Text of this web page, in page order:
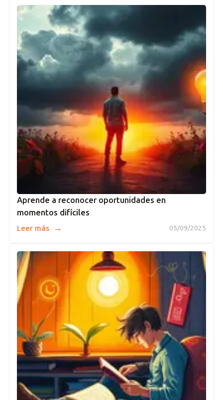
Aprende a reconocer oportunidades en
momentos difíciles
05/09/2025
Leer más →